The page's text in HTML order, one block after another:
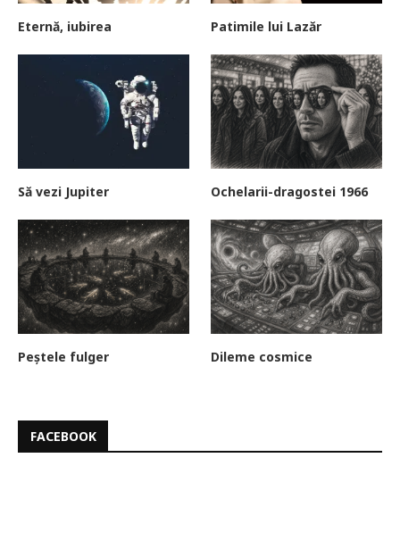
Eternă, iubirea Patimile lui Lazăr
Să vezi Jupiter Ochelarii-dragostei 1966
Peștele fulger Dileme cosmice
FACEBOOK